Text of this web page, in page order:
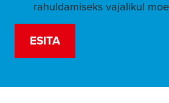
rahuldamiseks vajalikul
ESITA